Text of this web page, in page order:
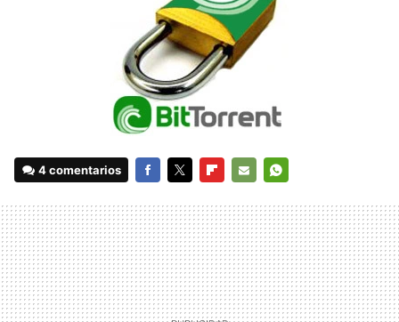
4 comentarios
MAIL